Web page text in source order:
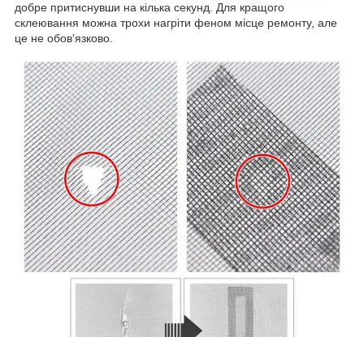
добре притиснувши на кілька секунд. Для кращого
склеювання можна трохи нагріти феном місце ремонту, але
це не обов'язково.